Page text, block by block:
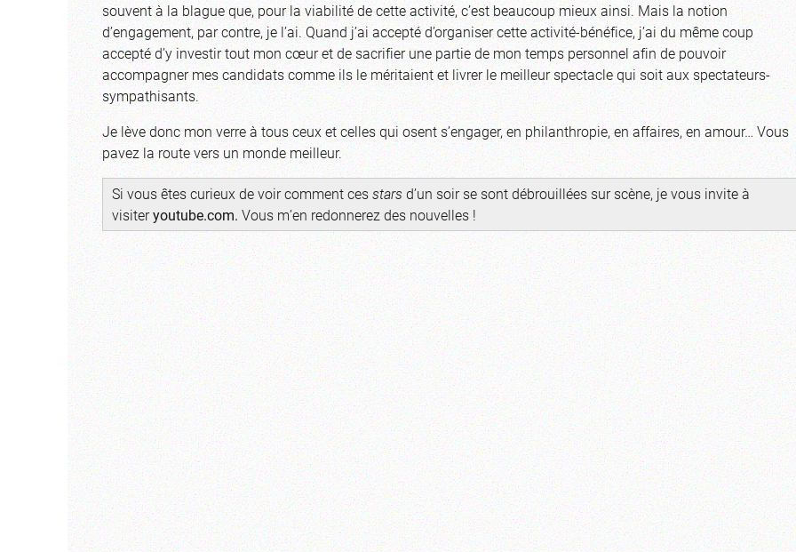
souvent à la blague que, pour la viabilité de cette activité, c’est beaucoup mieux ainsi. Mais la notion
d’engagement, par contre, je l’ai. Quand j’ai accepté d’organiser cette activité-bénéfice, j’ai du même coup
accepté d’y investir tout mon cœur et de sacrifier une partie de mon temps personnel afin de pouvoir
accompagner mes candidats comme ils le méritaient et livrer le meilleur spectacle qui soit aux spectateurs-
sympathisants.
Je lève donc mon verre à tous ceux et celles qui osent s’engager, en philanthropie, en affaires, en amour… Vous
pavez la route vers un monde meilleur.
Si vous êtes curieux de voir comment cesstars d’un soir se sont débrouillées sur scène, je vous invite à
visiteryoutube.com. Vous m’en redonnerez des nouvelles !